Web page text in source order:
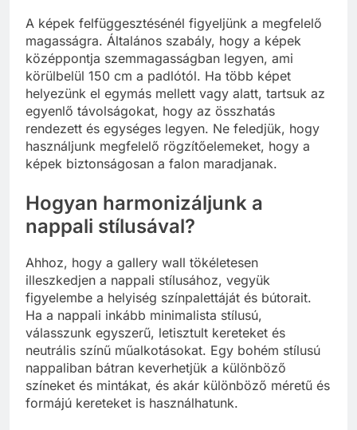
A képek felfüggesztésénél figyeljünk a megfelelő
magasságra. Általános szabály, hogy a képek
középpontja szemmagasságban legyen, ami
körülbelül 150 cm a padlótól. Ha több képet
helyezünk el egymás mellett vagy alatt, tartsuk az
egyenlő távolságokat, hogy az összhatás
rendezett és egységes legyen. Ne feledjük, hogy
használjunk megfelelő rögzítőelemeket, hogy a
képek biztonságosan a falon maradjanak.
Hogyan harmonizáljunk a
nappali stílusával?
Ahhoz, hogy a gallery wall tökéletesen
illeszkedjen a nappali stílusához, vegyük
figyelembe a helyiség színpalettáját és bútorait.
Ha a nappali inkább minimalista stílusú,
válasszunk egyszerű, letisztult kereteket és
neutrális színű műalkotásokat. Egy bohém stílusú
nappaliban bátran keverhetjük a különböző
színeket és mintákat, és akár különböző méretű és
formájú kereteket is használhatunk.